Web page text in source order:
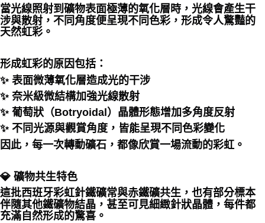
當光線照射到礦物表面極薄的氧化層時，光線會產生干
涉與散射，不同角度便呈現不同色彩，形成令人驚豔的
天然虹彩。
形成虹彩的原因包括：
✨ 表面微薄氧化層造成光的干涉
✨ 奈米級微結構加強光線散射
✨ 葡萄狀（Botryoidal）晶體形態增加多角度反射
✨ 不同光源與觀賞角度，皆能呈現不同色彩變化
因此，每一次轉動礦石，都像欣賞一場流動的彩虹。
💎 礦物共生特色
這批西班牙彩虹針鐵礦常與赤鐵礦共生，也有部分標本
伴隨其他鐵礦物結晶，甚至可見細緻針狀晶體，每件都
充滿自然形成的驚喜。